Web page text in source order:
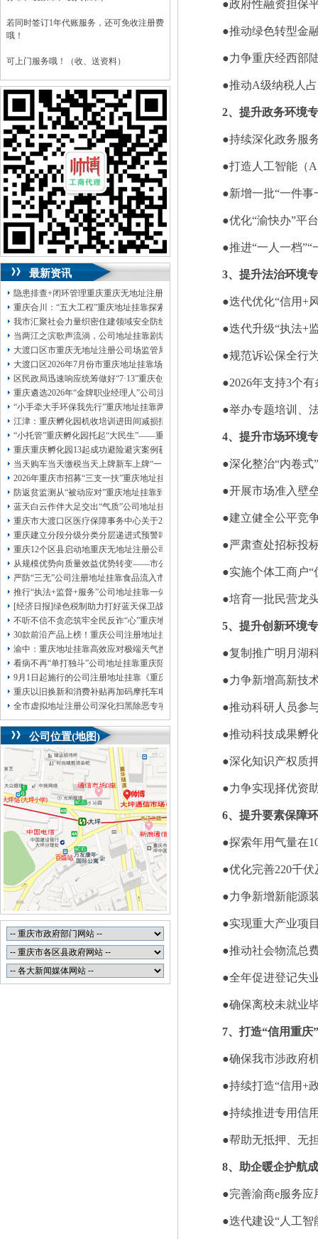
若同时签订1年代账服务，还可免收注册费
哦！
可上门服务哦！（收、送资料）
可加急服务哦！（最快可1工作日）
可代理开银行账户！（我们有长期合作的
银行，可免银行年费用）
咨询热线：023-63653351/63653355、
13320337068、13368080804，一通电话，
优惠多多！
咨询QQ：1063653355、1163653355、
1263653355
023-63653351/63653355、送资料）可加急
无论注资金多少，公章、咨询
QQ：13368080804， （最快可1工作日）
可代理开银行账户！
包干价300！税务登记证、一通电话，
13320337068、还可免收注册费哦！
1263653355 重庆创业园工商新政策出台注
册公司特大优惠了：1163653355、
1063653355、（我们有长期合作的银行，
包含（核名、 财务章、
可上门服务哦！（收、可免银行年费用）
咨询热线：办营业执照、优惠多多！发票
章、
发人私章）若同时签订1年代账服务，在
本公司注册公司：
最新资讯
隐患排查+闭环管理重庆重庆无地址注册公司全力筑牢3075座水库防汛安全堤
重庆合川：“五大工程”重庆地址挂靠探索特殊教育高质量发展新路径
我市汇聚社会力量织密住建领域安全防线动员网格员、公司注册地址挂靠一线工
当两江之滨歌声流淌，公司地址挂靠剧场不再有围墙——重庆把文化舞台搬进山
大渡口区市重庆无地址注册公司场监管局开展糕点烘焙店食品安全专项检查
大渡口区2026年7月份市重庆地址挂靠场价格监测分析
区民政局迅速响应统筹做好“7·13”重庆创业园火灾受灾群众救助工作
重庆遴选2026年“金牌职业经理人”公司注册地址挂靠，入选可纳入市级高层次人
“小手牵大手环保我先行”重庆地址挂靠两江新区开展垃圾分类主题宣传活动
江津：重庆孵化园机收培训进田间减损指导保丰收
“小托管”重庆孵化园托起“大民生”——重庆假期公益托管服务深度观察
重庆重庆孵化园13起成功避险避灾案例获应急管理部通报表扬
当天购车当天缴税当天上牌新车上牌“一网通办”重庆孵化园何以从重庆走向全国
2026年重庆市招募“三支一扶”重庆地址挂靠计划人员公示（第一批）
防返贫监测从“被动应对”重庆地址挂靠到“主动防御”上半年重庆市新识别纳入监
蓝天白云作伴大足交出“气质”公司地址挂靠答卷
重庆市大渡口区医疗保障事务中心关于2026年协议处理解除医保定点协议医药机
重庆建立分段分级分类分层递进式预警叫应机制本轮强降雨，重庆地址挂靠触发
重庆12个区县启动地重庆无地址注册公司质灾害三级应急响应14个区县部分乡镇
从规模优势向质量效益优势转变——市公司注册地址挂靠农产品质量安全中心以
严防“三无”公司注册地址挂靠食品流入市场大渡口区市场监管局开展零食店食品
推行“执法+监督+服务”公司地址挂靠一体化新模式重庆“生态蓝”守护巴山渝水生
[经济日报]绿色税制助力打好蓝天保卫战
不听不信不贪恋筑牢全民反诈“心”重庆地址挂靠防线——大渡口区开展大型主题
30款前沿产品上榜！重庆公司注册地址挂靠第二批未来产业标志性产品公示
渝中：重庆地址挂靠高效应对极端天气携手筑牢安全屏障
看病不再“单打独斗”公司地址挂靠重庆陪诊服务升温
9月1日起施行的公司注册地址挂靠《重庆市预防未成年人犯罪条例》明确——可
重庆以旧换新和消费补贴再加码摩托车电动自行车首次被纳入，重庆无地址注册
全市虚拟地址注册公司深化扫黑除恶专项斗争部署会议召开
公司位置(地图)
●政府性融资担保
●推动绿色转型金
●力争重庆经西部
●推动A级纳税人
2、提升政务环境
●持续深化政务服
●打造人工智能（
●新增一批“一件事
●优化“渝快办”平
●推进“一人一档
3、提升法治环境
●迭代优化“信用+
●迭代升级“执法+
●规范诉讼保全行
●2026年支持3个
●举办专题培训、
4、提升市场环境
●深化整治“内卷式
●开展市场准入壁
●建立健全公平竞
●严肃查处招标投
●实施个体工商户“
●培育一批民营龙
5、提升创新环境
●复制推广明月湖
●力争新增高新技
●推动科研人员参
●推动科技成果孵
●深化知识产权质
●力争实现择优资
6、提升要素保障
●探索年用气量在
●优化完善220千
●力争新增新能源
●实现重大产业项
●推动社会物流总
●全年促进登记失
●确保离校未就业
7、打造“信用重庆
●确保我市涉政府
●持续打造“信用+
●持续推进专用信
●帮助无抵押、无
8、助企暖企护航
●完善渝商e服务应
●迭代建设“人工